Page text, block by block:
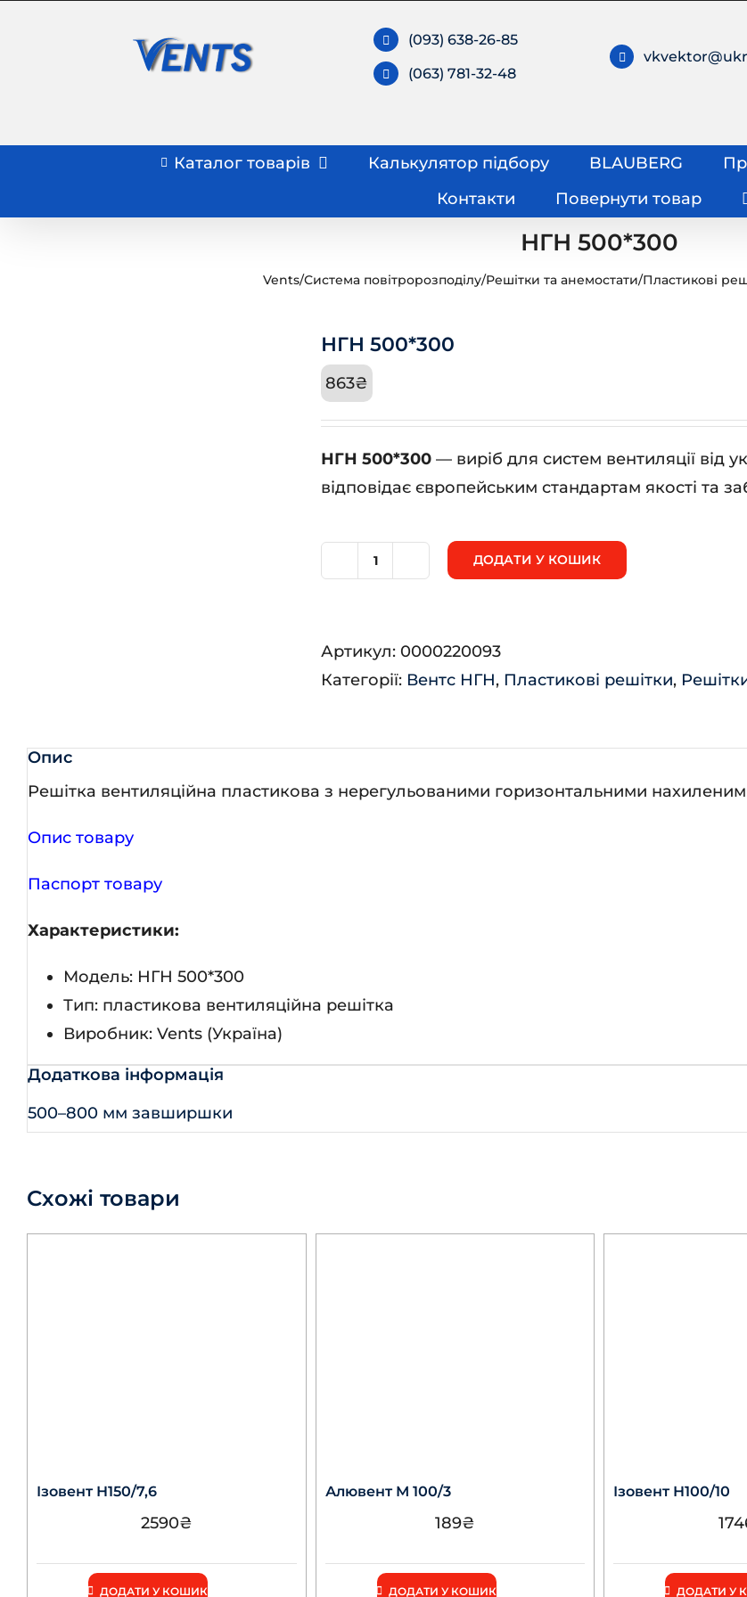
(093) 638-26-85
(063) 781-32-48
Каталог товарів Калькулятор підбору BLAUBERG
Контакти
Повернути товар
НГН 500*300
Vents/Система повітророзподілу/Решітки та анемостати/Пластикові
НГН 500*300
863₴
НГН 500*300 — виріб для систем вентиляції від
відповідає європейським стандартам якості та
ДОДАТИ У КОШИК
Артикул: 0000220093
Категорії: Вентс НГН, Пластикові решітки,
Опис
Решітка вентиляційна пластикова з нерегульованими горизонтальними
Опис товару
Паспорт товару
Характеристики:
Модель: НГН 500*300
Тип: пластикова вентиляційна решітка
Виробник: Vents (Україна)
Додаткова інформація
500–800 мм завширшки
Схожі товари
Ізовент Н150/7,6
2590₴
ДОДАТИ У КОШИК
Алювент М 100/3
189₴
ДОДАТИ У КОШИК
Ізовент Н100/10
ДОДАТИ У